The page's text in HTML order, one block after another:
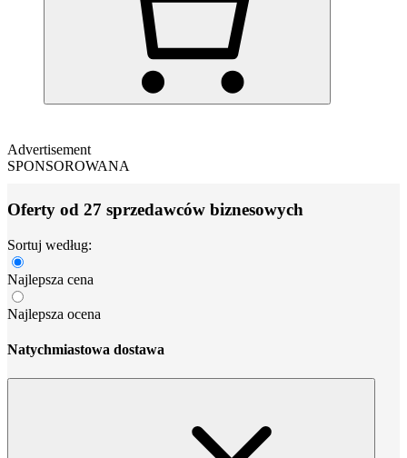
Advertisement
SPONSOROWANA
Oferty od 27 sprzedawców biznesowych
Sortuj według:
Najlepsza cena
Najlepsza ocena
Natychmiastowa dostawa